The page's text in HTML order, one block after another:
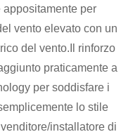
appositamente per
vento elevato con un
del vento.Il rinforzo
praticamente a
per soddisfare i
lo stile
installatore di